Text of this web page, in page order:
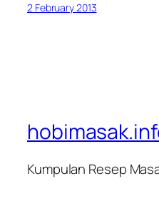
2 February 2013
Kumpulan Resep